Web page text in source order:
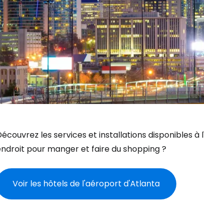
les services et installations disponibles
pour manger et faire du shopping ?
Voir les hôtels de l'aéroport d'Atlanta